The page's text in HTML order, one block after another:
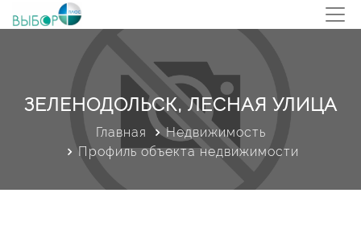
ЗЕЛЕНОДОЛЬСК, ЛЕСНАЯ УЛИЦА
Главная
Недвижимость
Профиль объекта недвижимости